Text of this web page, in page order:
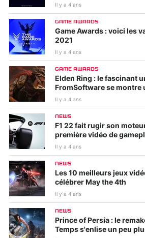
Il y a 4 ans
GAME AWARDS
Game Awards : voici les
2021
Il y a 4 ans
GAME AWARDS
Elden Ring : le fascinant
FromSoftware se montre
Il y a 4 ans
NEWS
F1 22 fait rugir son
première vidéo de
Il y a 4 ans
NEWS
Les 10 meilleurs jeux
célébrer May the 4th
Il y a 4 ans
NEWS
Prince of Persia : le
Temps s'enlise un peu